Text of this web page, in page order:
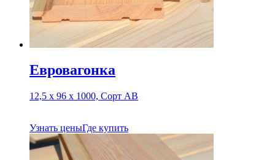
Евровагонка
12,5 х 96 х 1000, Сорт АВ
Узнать ценыГде купить